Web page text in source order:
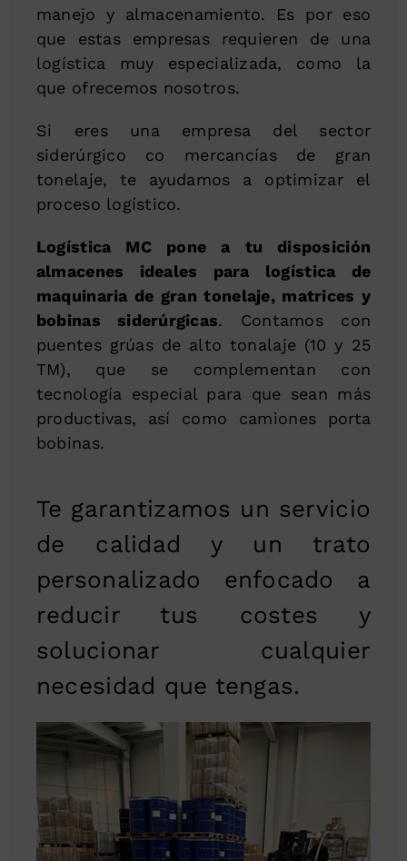
manejo y almacenamiento. Es por eso
que estas empresas requieren de una
logística muy especializada, como la
que ofrecemos nosotros.
Si eres una empresa del sector
siderúrgico co mercancías de gran
tonelaje, te ayudamos a optimizar el
proceso logístico.
Logística MC pone a tu disposición
almacenes ideales para logística de
maquinaria de gran tonelaje, matrices y
bobinas siderúrgicas. Contamos con
puentes grúas de alto tonalaje (10 y 25
TM), que se complementan con
tecnología especial para que sean más
productivas, así como camiones porta
bobinas.
Te garantizamos un servicio
de calidad y un trato
personalizado enfocado a
reducir tus costes y
solucionar cualquier
necesidad que tengas.